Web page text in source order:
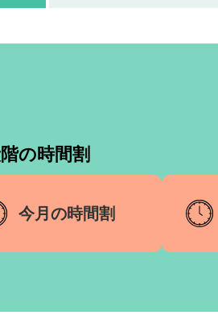
の時間割
今月の時間割